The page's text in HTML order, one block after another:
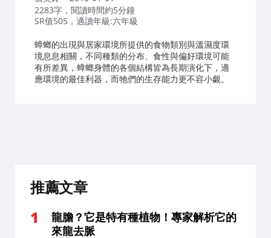
者：
2283字，閱讀時間約5分鐘
SR值505，適讀年級:六年級
蟑螂的出現與居家環境所提供的食物類別與溫濕度環
境息息相關，不同種類的分布、食性與偏好環境可能
有所差異，蟑螂身體的各個結構皆為長期演化下，適
應環境的最佳利器，而牠們的生存能力更不容小覷。
推薦文章
龍膽？它是特有種植物！專家解析它的
來龍去脈